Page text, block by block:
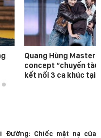
Quang Hùng
concept “chuyến tàu
kết nối 3 ca khúc tại
Đường: Chiếc mặt nạ của